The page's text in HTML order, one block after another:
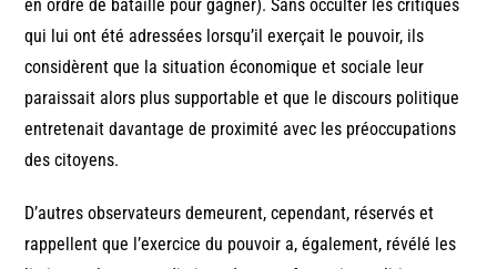
en ordre de bataille pour gagner). Sans occulter les critiques
qui lui ont été adressées lorsqu’il exerçait le pouvoir, ils
considèrent que la situation économique et sociale leur
paraissait alors plus supportable et que le discours politique
entretenait davantage de proximité avec les préoccupations
des citoyens.
D’autres observateurs demeurent, cependant, réservés et
rappellent que l’exercice du pouvoir a, également, révélé les